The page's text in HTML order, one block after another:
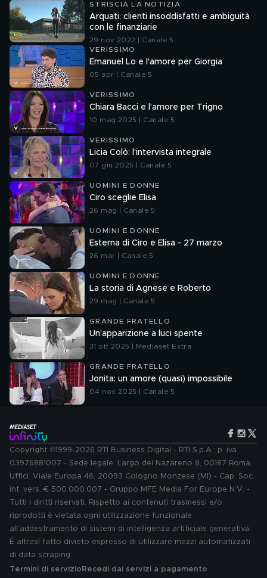
STRISCIA LA NOTIZIA
Arquati, clienti insoddisfatti e ambiguità
con le finanziarie
29 nov 2022 | Canale 5
VERISSIMO
Emanuel Lo e l'amore per Giorgia
05 apr | Canale 5
VERISSIMO
Chiara Bacci e l'amore per Trigno
10 mag 2025 | Canale 5
VERISSIMO
Licia Colò: l'intervista integrale
07 giu 2025 | Canale 5
UOMINI E DONNE
Ciro sceglie Elisa
26 mag | Canale 5
UOMINI E DONNE
Esterna di Ciro e Elisa - 27 marzo
26 mar | Canale 5
UOMINI E DONNE
La storia di Agnese e Roberto
29 mag | Canale 5
GRANDE FRATELLO
Un'apparizione a luci spente
31 ott 2025 | Mediaset Extra
GRANDE FRATELLO
Jonita: un amore (quasi) impossibile
04 nov 2025 | Canale 5
Copyright ©1999-2026 RTI Business Digital - RTI S.p.A.: p. iva
03976881007 - Sede legale: Largo del Nazareno 8, 00187 Roma.
Uffici: Viale Europa 46, 20093 Cologno Monzese (MI) - Cap. Soc.
int. vers. € 500.000.007 - Gruppo MFE Media For Europe N.V. -
Tutti i diritti riservati. Rispetto ai contenuti trasmessi e/o
riprodotti è vietata ogni utilizzazione funzionale
all'addestramento di sistemi di intelligenza artificiale generativa.
È altresì fatto divieto espresso di utilizzare mezzi automatizzati
di data scraping.
Termini di servizio Recedi dai servizi a pagamento